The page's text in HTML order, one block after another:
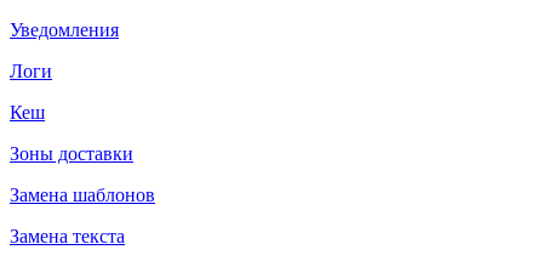
Уведомления
Логи
Кеш
Зоны доставки
Замена шаблонов
Замена текста